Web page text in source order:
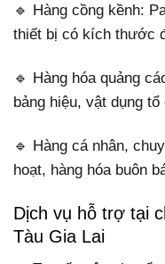
🔹 Hàng cồng kềnh:
thiết bị có kích thước
🔹 Hàng hóa quảng
bảng hiệu, vật dụng
🔹 Hàng cá nhân,
hoạt, hàng hóa buôn
Dịch vụ hỗ trợ tại
Tàu Gia Lai